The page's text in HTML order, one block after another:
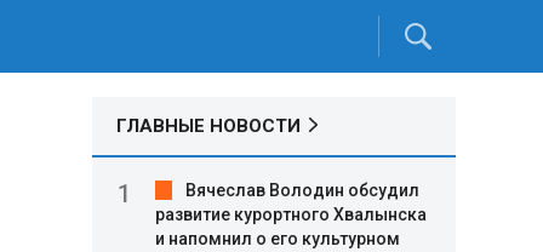
ГЛАВНЫЕ НОВОСТИ
Вячеслав Володин обсудил
развитие курортного Хвалынска
и напомнил о его культурном